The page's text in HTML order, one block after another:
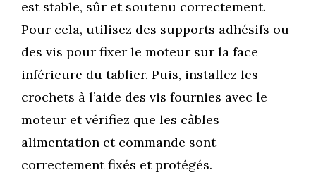
est stable, sûr et soutenu correctement.
Pour cela, utilisez des supports adhésifs ou
des vis pour fixer le moteur sur la face
inférieure du tablier. Puis, installez les
crochets à l’aide des vis fournies avec le
moteur et vérifiez que les câbles
alimentation et commande sont
correctement fixés et protégés.